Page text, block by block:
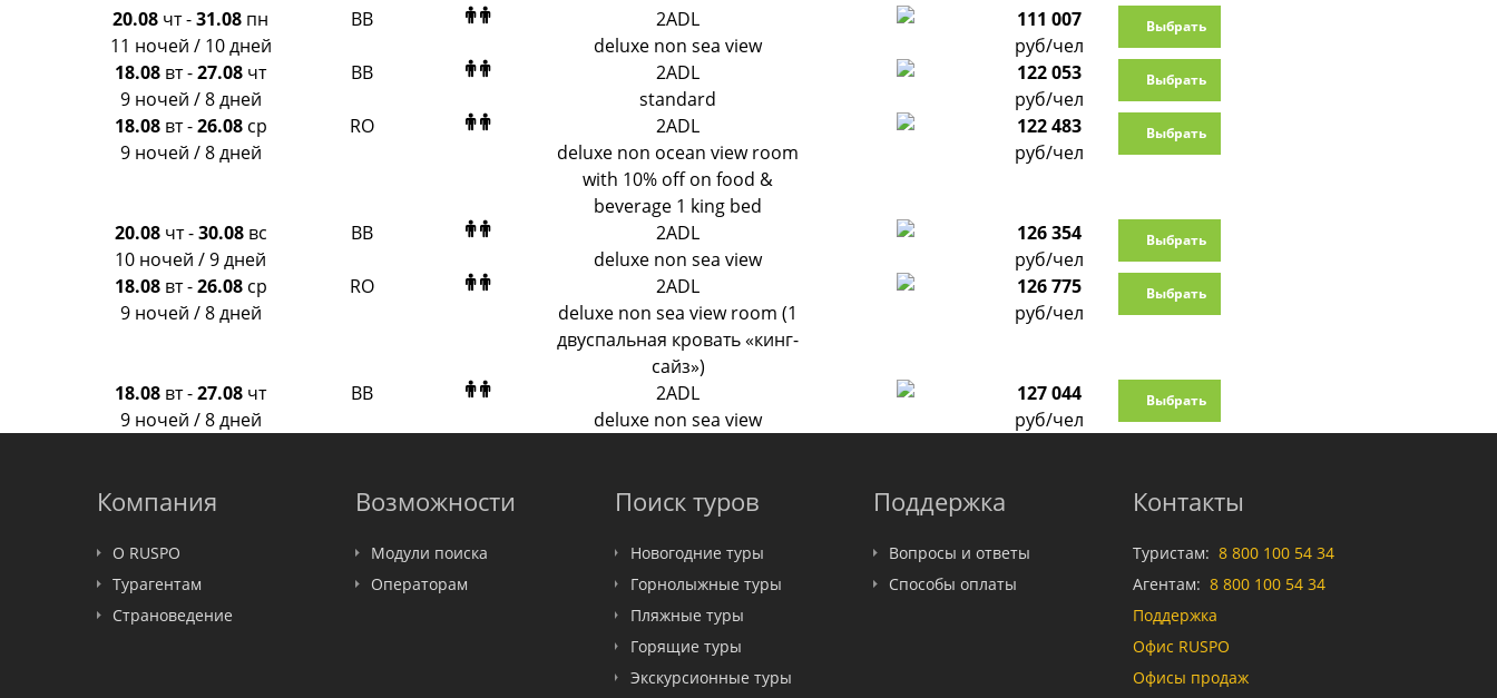
Panteon
Ambotis
Paks
Amigo-S
Pac Group
Alean
FUN&SUN ex TUI
Крымская Волна
LOTI
Russian Express
20.08 чт-31.08 пн
11 ночей / 10 дней
BB
2ADL
deluxe non sea view
111 007
руб/чел
Выбрать
18.08 вт-27.08 чт
9 ночей / 8 дней
BB
2ADL
standard
122 053
руб/чел
Выбрать
18.08 вт-26.08 ср
9 ночей / 8 дней
RO
2ADL
deluxe non ocean view room
with 10% off on food &
beverage 1 king bed
122 483
руб/чел
Выбрать
20.08 чт-30.08 вс
10 ночей / 9 дней
BB
2ADL
deluxe non sea view
126 354
руб/чел
Выбрать
18.08 вт-26.08 ср
9 ночей / 8 дней
RO
2ADL
deluxe non sea view room (1
двуспальная кровать «кинг-
сайз»)
126 775
руб/чел
Выбрать
18.08 вт-27.08 чт
9 ночей / 8 дней
BB
2ADL
deluxe non sea view
127 044
руб/чел
Выбрать
Компания
О RUSPO
Турагентам
Страноведение
Возможности
Модули поиска
Операторам
Поиск туров
Новогодние туры
Горнолыжные туры
Пляжные туры
Горящие туры
Экскурсионные туры
Поддержка
Вопросы и ответы
Способы оплаты
Контакты
Туристам: 8 800 100 54 34
Агентам: 8 800 100 54 34
Поддержка
Офис RUSPO
Офисы продаж